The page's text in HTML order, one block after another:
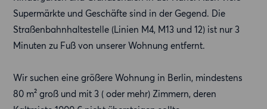
Supermärkte und Geschäfte sind in der Gegend. Die
Straßenbahnhaltestelle (Linien M4, M13 und 12) ist nur 3
Minuten zu Fuß von unserer Wohnung entfernt.
Wir suchen eine größere Wohnung in Berlin, mindestens
80 m² groß und mit 3 ( oder mehr) Zimmern, deren